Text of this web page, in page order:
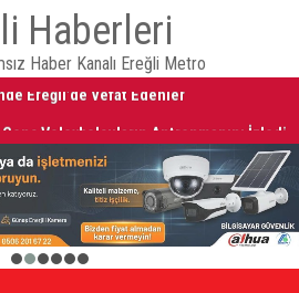
Haberleri
Haber Kanalı Ereğli Metro
Ereğli’de Vefat Edenler
2 3 4 5 6